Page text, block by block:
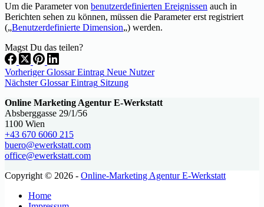
Um die Parameter von benutzerdefinierten Ereignissen auch in
Berichten sehen zu können, müssen die Parameter erst registriert
(„Benutzerdefinierte Dimension„) werden.
Magst Du das teilen?
VorherigerGlossar Eintrag Neue Nutzer
NächsterGlossar Eintrag Sitzung
Online Marketing Agentur E-Werkstatt
Absberggasse 29/1/56
1100 Wien
+43 670 6060 215
buero@ewerkstatt.com
office@ewerkstatt.com
Copyright © 2026 - Online-Marketing Agentur E-Werkstatt
Home